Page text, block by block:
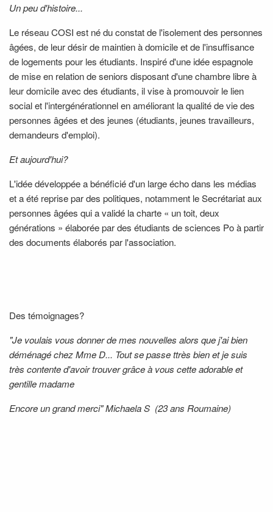
Un peu d'histoire...
Le réseau COSI est né du constat de l'isolement des personnes
âgées, de leur désir de maintien à domicile et de l'insuffisance
de logements pour les étudiants. Inspiré d'une idée espagnole
de mise en relation de seniors disposant d'une chambre libre à
leur domicile avec des étudiants, il vise à promouvoir le lien
social et l'intergénérationnel en améliorant la qualité de vie des
personnes âgées et des jeunes (étudiants, jeunes travailleurs,
demandeurs d'emploi).
Et aujourd'hui?
L'idée développée a bénéficié d'un large écho dans les médias
et a été reprise par des politiques, notamment le Secrétariat aux
personnes âgées qui a validé la charte « un toit, deux
générations » élaborée par des étudiants de sciences Po à partir
des documents élaborés par l'association.
Des témoignages?
"Je voulais vous donner de mes nouvelles alors que j'ai bien
déménagé chez Mme D... Tout se passe ttrès bien et je suis
très contente d'avoir trouver grâce à vous cette adorable et
gentille madame
Encore un grand merci"Michaela S (23 ans Roumaine)